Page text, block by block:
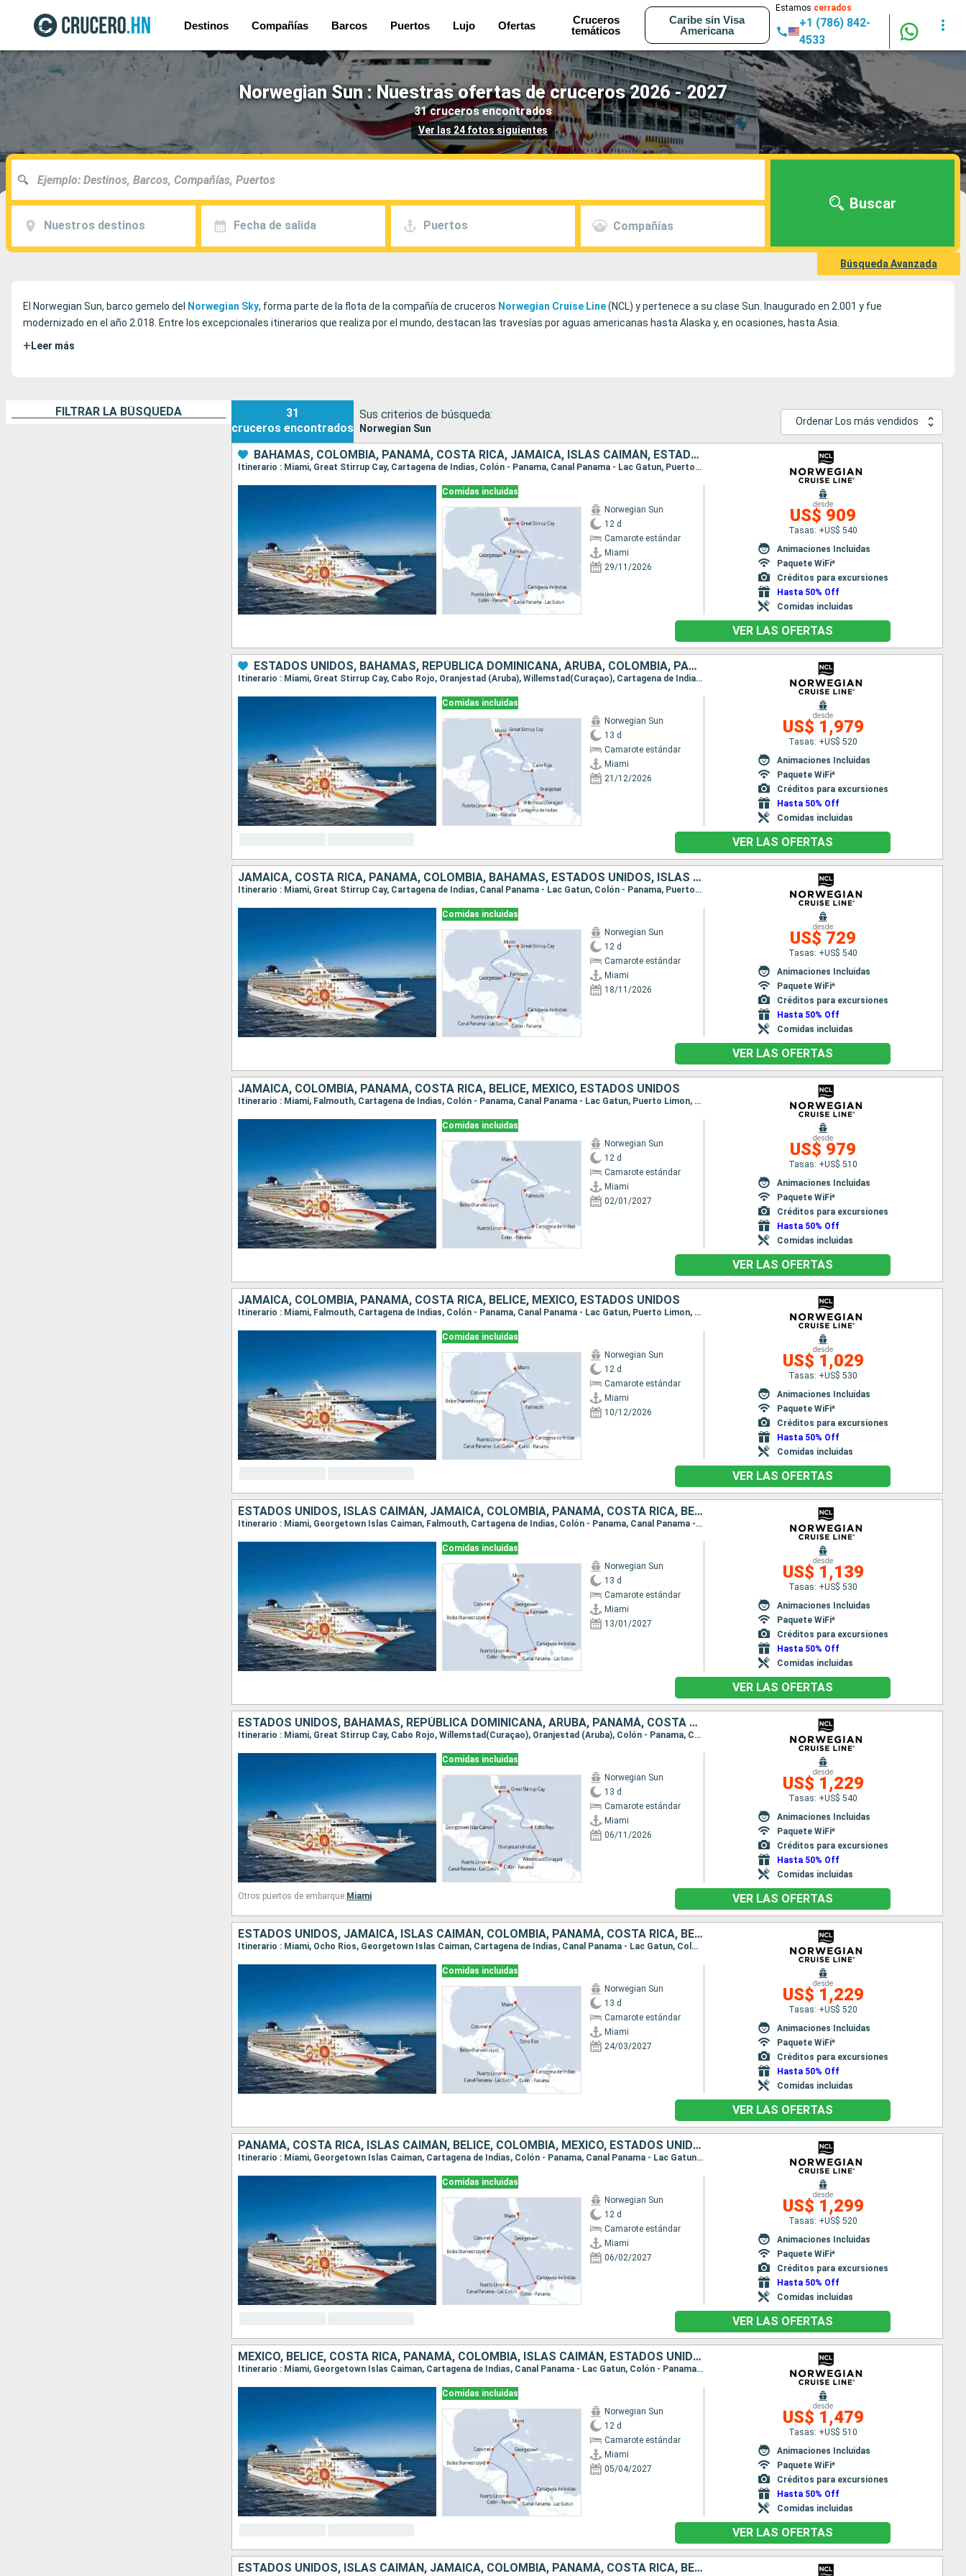
Destinos Compañías Barcos Puertos Lujo Ofertas
Cruceros
temáticos
Caribe sin Visa
Americana
Estamos cerrados
+1 (786) 842-
4533
Norwegian Sun : Nuestras ofertas de cruceros 2026 - 2027
31 cruceros encontrados
Ver las 24 fotos siguientes
Nuestros destinos Fecha de salida Puertos Compañías
Buscar
Búsqueda Avanzada
El Norwegian Sun, barco gemelo del Norwegian Sky, forma parte de la flota de la compañía de cruceros Norwegian Cruise Line(NCL) y pertenece a su clase Sun. Inaugurado en 2.001 y fue
modernizado en el año 2.018. Entre los excepcionales itinerarios que realiza por el mundo, destacan las travesías por aguas americanas hasta Alaska y, en ocasiones, hasta Asia.
+ Leer más
FILTRAR LA BÚSQUEDA
31
cruceros encontrados
Sus criterios de búsqueda:
Norwegian Sun
Ordenar Los más vendidos
BAHAMAS, COLOMBIA, PANAMÁ, COSTA RICA, JAMAICA, ISLAS CAIMÁN, ESTADOS UNIDOS
Itinerario : Miami, Great Stirrup Cay, Cartagena de Indias, Colón - Panama, Canal Panama - Lac Gatun, Puerto Limon, Falmouth, Georgetown Islas Caiman, Miami
Comidas incluidas
Norwegian Sun
12 d
Camarote estándar
Miami
29/11/2026
desde
US$ 909
Tasas: +US$ 540
Animaciones Incluidas
Paquete WiFi*
Créditos para excursiones
Hasta 50% Off
Comidas incluidas
VER LAS OFERTAS
ESTADOS UNIDOS, BAHAMAS, REPÚBLICA DOMINICANA, ARUBA, COLOMBIA, PANAMÁ, COSTA RICA
Itinerario : Miami, Great Stirrup Cay, Cabo Rojo, Oranjestad (Aruba), Willemstad(Curaçao), Cartagena de Indias, Canal Panama - Lac Gatun, Colón - Panama, Puerto Limon, Miami
Comidas incluidas
Norwegian Sun
13 d
Camarote estándar
Miami
21/12/2026
desde
US$ 1,979
Tasas: +US$ 520
Animaciones Incluidas
Paquete WiFi*
Créditos para excursiones
Hasta 50% Off
Comidas incluidas
VER LAS OFERTAS
JAMAICA, COSTA RICA, PANAMÁ, COLOMBIA, BAHAMAS, ESTADOS UNIDOS, ISLAS CAIMÁN
Itinerario : Miami, Great Stirrup Cay, Cartagena de Indias, Canal Panama - Lac Gatun, Colón - Panama, Puerto Limon, Falmouth, Georgetown Islas Caiman, Miami
Comidas incluidas
Norwegian Sun
12 d
Camarote estándar
Miami
18/11/2026
desde
US$ 729
Tasas: +US$ 540
Animaciones Incluidas
Paquete WiFi*
Créditos para excursiones
Hasta 50% Off
Comidas incluidas
VER LAS OFERTAS
JAMAICA, COLOMBIA, PANAMÁ, COSTA RICA, BELICE, MÉXICO, ESTADOS UNIDOS
Itinerario : Miami, Falmouth, Cartagena de Indias, Colón - Panama, Canal Panama - Lac Gatun, Puerto Limon, Belize (harvest caye), Cozumel, Miami
Comidas incluidas
Norwegian Sun
12 d
Camarote estándar
Miami
02/01/2027
desde
US$ 979
Tasas: +US$ 510
Animaciones Incluidas
Paquete WiFi*
Créditos para excursiones
Hasta 50% Off
Comidas incluidas
VER LAS OFERTAS
JAMAICA, COLOMBIA, PANAMÁ, COSTA RICA, BELICE, MÉXICO, ESTADOS UNIDOS
Itinerario : Miami, Falmouth, Cartagena de Indias, Colón - Panama, Canal Panama - Lac Gatun, Puerto Limon, Belize (harvest caye), Cozumel, Miami
Comidas incluidas
Norwegian Sun
12 d
Camarote estándar
Miami
10/12/2026
desde
US$ 1,029
Tasas: +US$ 530
Animaciones Incluidas
Paquete WiFi*
Créditos para excursiones
Hasta 50% Off
Comidas incluidas
VER LAS OFERTAS
ESTADOS UNIDOS, ISLAS CAIMÁN, JAMAICA, COLOMBIA, PANAMÁ, COSTA RICA, BELICE, MÉXICO
Itinerario : Miami, Georgetown Islas Caiman, Falmouth, Cartagena de Indias, Colón - Panama, Canal Panama - Lac Gatun, Puerto Limon, Belize (harvest caye), Cozumel, Miami
Comidas incluidas
Norwegian Sun
13 d
Camarote estándar
Miami
13/01/2027
desde
US$ 1,139
Tasas: +US$ 530
Animaciones Incluidas
Paquete WiFi*
Créditos para excursiones
Hasta 50% Off
Comidas incluidas
VER LAS OFERTAS
ESTADOS UNIDOS, BAHAMAS, REPÚBLICA DOMINICANA, ARUBA, PANAMÁ, COSTA RICA, ISLAS CAIMÁN
Itinerario : Miami, Great Stirrup Cay, Cabo Rojo, Willemstad(Curaçao), Oranjestad (Aruba), Colón - Panama, Canal Panama - Lac Gatun, Puerto Limon, Georgetown Islas Caiman, Miami
Comidas incluidas
Norwegian Sun
13 d
Camarote estándar
Miami
06/11/2026
desde
US$ 1,229
Tasas: +US$ 540
Animaciones Incluidas
Paquete WiFi*
Créditos para excursiones
Hasta 50% Off
Comidas incluidas
Otros puertos de embarque: Miami VER LAS OFERTAS
ESTADOS UNIDOS, JAMAICA, ISLAS CAIMÁN, COLOMBIA, PANAMÁ, COSTA RICA, BELICE, MÉXICO
Itinerario : Miami, Ocho Rios, Georgetown Islas Caiman, Cartagena de Indias, Canal Panama - Lac Gatun, Colón - Panama, Puerto Limon, Belize (harvest caye), Cozumel, Miami
Comidas incluidas
Norwegian Sun
13 d
Camarote estándar
Miami
24/03/2027
desde
US$ 1,229
Tasas: +US$ 520
Animaciones Incluidas
Paquete WiFi*
Créditos para excursiones
Hasta 50% Off
Comidas incluidas
VER LAS OFERTAS
PANAMÁ, COSTA RICA, ISLAS CAIMÁN, BELICE, COLOMBIA, MÉXICO, ESTADOS UNIDOS
Itinerario : Miami, Georgetown Islas Caiman, Cartagena de Indias, Colón - Panama, Canal Panama - Lac Gatun, Puerto Limon, Belize (harvest caye), Cozumel, Miami
Comidas incluidas
Norwegian Sun
12 d
Camarote estándar
Miami
06/02/2027
desde
US$ 1,299
Tasas: +US$ 520
Animaciones Incluidas
Paquete WiFi*
Créditos para excursiones
Hasta 50% Off
Comidas incluidas
VER LAS OFERTAS
MÉXICO, BELICE, COSTA RICA, PANAMÁ, COLOMBIA, ISLAS CAIMÁN, ESTADOS UNIDOS
Itinerario : Miami, Georgetown Islas Caiman, Cartagena de Indias, Canal Panama - Lac Gatun, Colón - Panama, Puerto Limon, Belize (harvest caye), Cozumel, Miami
Comidas incluidas
Norwegian Sun
12 d
Camarote estándar
Miami
05/04/2027
desde
US$ 1,479
Tasas: +US$ 510
Animaciones Incluidas
Paquete WiFi*
Créditos para excursiones
Hasta 50% Off
Comidas incluidas
VER LAS OFERTAS
ESTADOS UNIDOS, ISLAS CAIMÁN, JAMAICA, COLOMBIA, PANAMÁ, COSTA RICA, BELICE, MÉXICO